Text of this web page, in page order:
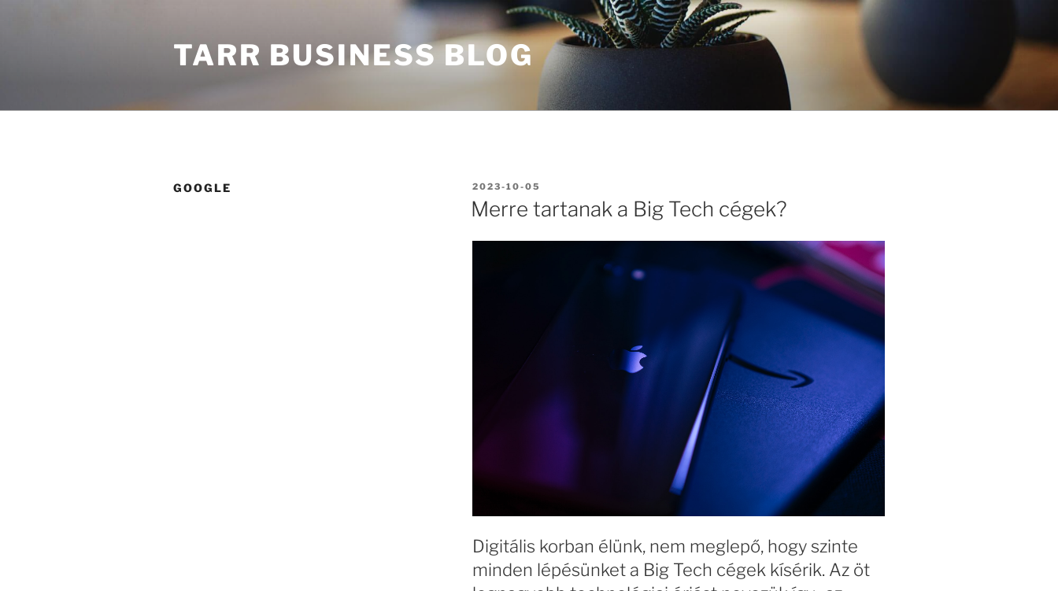
TARR BUSINESS BLOG
GOOGLE BEKÜLDVE:
2023-10-05
Merre tartanak a Big Tech cégek?
Digitális korban élünk, nem meglepő, hogy szinte
minden lépésünket a Big Tech cégek kísérik. Az öt